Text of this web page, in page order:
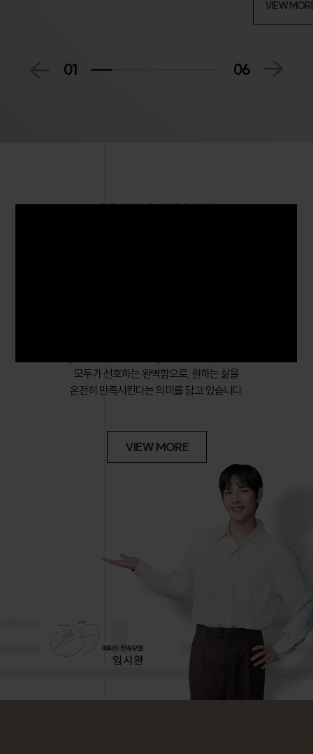
VIEW
01 06
BRAND STORY
모두가 선호하는 완벽함으로, 원하는 삶을
온전히 만족시킨다는 의미를 담고 있습니다.
VIEW MORE